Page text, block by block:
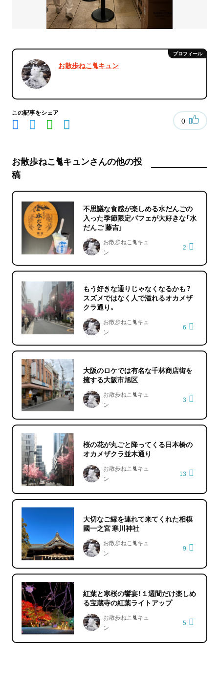
お散歩ねこ🐈キュン
この記事をシェア
0
お散歩ねこ🐈キュンさんの他の投
稿
不思議な食感が楽しめる水だんごの
入った季節限定パフェが大好きな「水
だんご 藤吉」
お散歩ねこ🐈キュ
ン
2
もう好きな通りじゃなくなるかも？
スズメではなく人で溢れるオカメザ
クラ通り。
お散歩ねこ🐈キュ
ン
6
大阪のロケでは有名な千林商店街を
擁する大阪市旭区
お散歩ねこ🐈キュ
ン
3
桜の花が丸ごと降ってくる日本橋の
オカメザクラ並木通り
お散歩ねこ🐈キュ
ン
13
大切なご縁を連れて来てくれた相模
國一之宮 寒川神社
お散歩ねこ🐈キュ
ン
9
紅葉と寒桜の饗宴！１週間だけ楽しめ
る宝蔵寺の紅葉ライトアップ
お散歩ねこ🐈キュ
ン
5